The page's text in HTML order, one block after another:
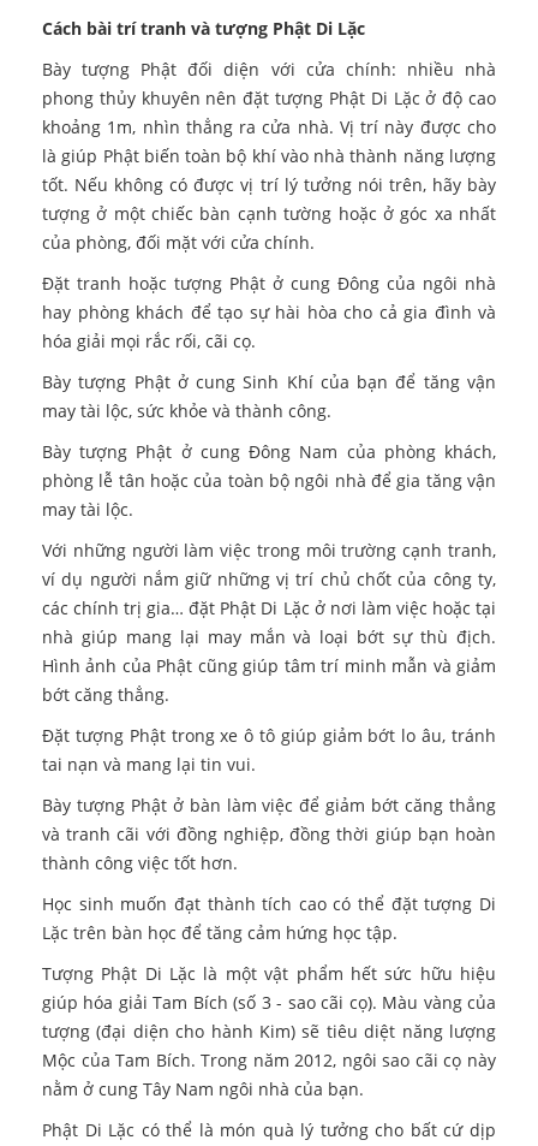
Cách bài trí tranh và tượng Phật Di Lặc
Bày tượng Phật đối diện với cửa chính: nhiều nhà
phong thủy khuyên nên đặt tượng Phật Di Lặc ở độ cao
khoảng 1m, nhìn thẳng ra cửa nhà. Vị trí này được cho
là giúp Phật biến toàn bộ khí vào nhà thành năng lượng
tốt. Nếu không có được vị trí lý tưởng nói trên, hãy bày
tượng ở một chiếc bàn cạnh tường hoặc ở góc xa nhất
của phòng, đối mặt với cửa chính.
Đặt tranh hoặc tượng Phật ở cung Đông của ngôi nhà
hay phòng khách để tạo sự hài hòa cho cả gia đình và
hóa giải mọi rắc rối, cãi cọ.
Bày tượng Phật ở cung Sinh Khí của bạn để tăng vận
may tài lộc, sức khỏe và thành công.
Bày tượng Phật ở cung Đông Nam của phòng khách,
phòng lễ tân hoặc của toàn bộ ngôi nhà để gia tăng vận
may tài lộc.
Với những người làm việc trong môi trường cạnh tranh,
ví dụ người nắm giữ những vị trí chủ chốt của công ty,
các chính trị gia… đặt Phật Di Lặc ở nơi làm việc hoặc tại
nhà giúp mang lại may mắn và loại bớt sự thù địch.
Hình ảnh của Phật cũng giúp tâm trí minh mẫn và giảm
bớt căng thẳng.
Đặt tượng Phật trong xe ô tô giúp giảm bớt lo âu, tránh
tai nạn và mang lại tin vui.
Bày tượng Phật ở bàn làm việc để giảm bớt căng thẳng
và tranh cãi với đồng nghiệp, đồng thời giúp bạn hoàn
thành công việc tốt hơn.
Học sinh muốn đạt thành tích cao có thể đặt tượng Di
Lặc trên bàn học để tăng cảm hứng học tập.
Tượng Phật Di Lặc là một vật phẩm hết sức hữu hiệu
giúp hóa giải Tam Bích (số 3 - sao cãi cọ). Màu vàng của
tượng (đại diện cho hành Kim) sẽ tiêu diệt năng lượng
Mộc của Tam Bích. Trong năm 2012, ngôi sao cãi cọ này
nằm ở cung Tây Nam ngôi nhà của bạn.
Phật Di Lặc có thể là món quà lý tưởng cho bất cứ dịp